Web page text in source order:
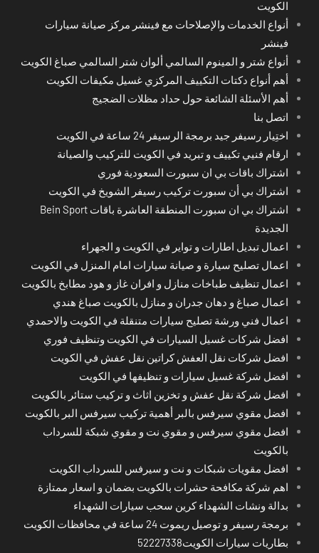
الكويت
أنواع الخدمات والإصلاحات مع فينشر مركز صيانة سيارات
فينشر
أنواع شتر و المينوم السالمي ألوان شتر السالمي صباغ الكويت
أهم أنواع دكتات التكييف المركزي غسيل مكيفات الكويت
أهم الأسئلة الشائعة حول حداد مظلات الضجيج
اتصل بنا
اختِيار رسيفر جيد برمجة الرسيفر 24 ساعة في الكويت
ارقام فنيي تكييف و تبريد في الكويت للتركيب والصيانة
اشتراك باقات بي ان سبورت السعودية فوري
اشتراك بي أن سبورت تركيب رسيفر الشويخ في الكويت
اشتراك بي ان سبورت المنطقة العاشرة باقات Bein Sport
الجديدة
اعمال تبديل اطارات و تواير في الكويت و الجهراء
اعمال تصليح سيارة و صيانة سيارات امام المنزل في الكويت
اعمال تنظيف طباخات منازل و افران غاز و هود مطابخ بالكويت
اعمال صباغ و دهان جدران و منازل بالكويت صباغ هندي
اعمال فني ورشة تصليح سيارات متنقلة في الكويت والاحمدي
افضل شركات غسيل السيارات في الكويت وتنظيف فوري
افضل شركات نقل العفش كراتين نقل عفش في الكويت
افضل شركة غسيل سيارات و تنظيفها في الكويت
افضل شركة نقل عفش و تخزين اثاث و تركيب ستائر بالكويت
افضل مقوي سيرفس بالبر أهمية تركيب سيرفس البر بالكويت
افضل مقوي سيرفس و مقوي نت و مقوي شبكة للسرداب
بالكويت
افضل مقويات شبكات و نت و سيرفس للسرداب الكويت
اهم شركة مكافحة حشرات بالكويت بضمان و اسعار ممتازة
بدالة ونشات الشهداء كرين سحب سيارات الشهداء
برمجة رسيفر و توصيل ريموت 24 ساعة في محافظات الكويت
بطاريات سيارات الكويت52227338